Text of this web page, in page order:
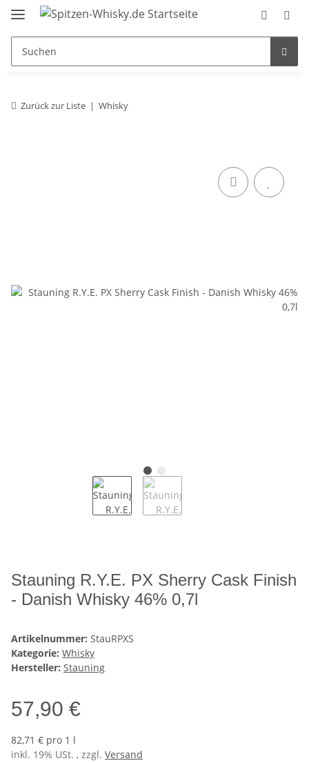
Zurück zur Liste Whisky
Stauning R.Y.E. PX Sherry Cask Finish
- Danish Whisky 46% 0,7l
Artikelnummer: StauRPXS
Kategorie: Whisky
Hersteller: Stauning
57,90 €
82,71 € pro 1 l
inkl. 19% USt. , zzgl. Versand